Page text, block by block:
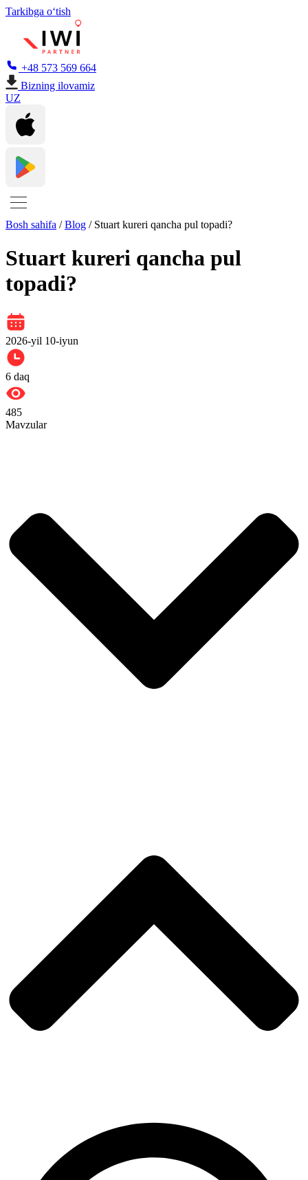
Tarkibga oʻtish
+48 573 569 664
Bizning ilovamiz
UZ
Bosh sahifa /Blog / Stuart kureri qancha pul topadi?
Stuart kureri qancha pul
topadi?
2026-yil 10-iyun
6 daq
485
Mavzular